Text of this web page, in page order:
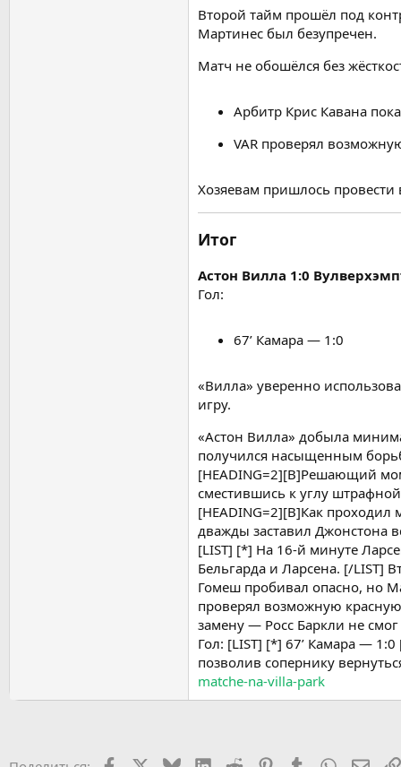
Второй тайм прошёл под
Мартинес был безупречен.
Матч не обошёлся без
Арбитр Крис Кавана
VAR проверял
Хозяевам пришлось
Итог
Астон Вилла 1:0
Гол:
67’ Камара — 1:0
«Вилла» уверенно
игру.
«Астон Вилла» добыла
получился насыщенным
[HEADING=2][B]Решающий
сместившись к углу
[HEADING=2][B]Как проходил
дважды заставил Джонстона
[LIST] [*] На 16-й минуте
Бельгарда и Ларсена. [/LIST]
Гомеш пробивал опасно, но
проверял возможную
замену — Росс Баркли не
Гол: [LIST] [*] 67’ Камара —
позволив сопернику
matche-na-villa-park